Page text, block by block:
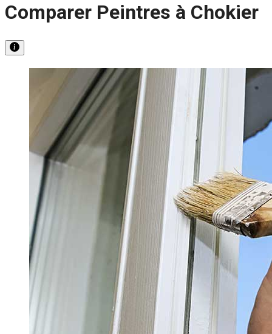
Comparer Peintres à Chokier